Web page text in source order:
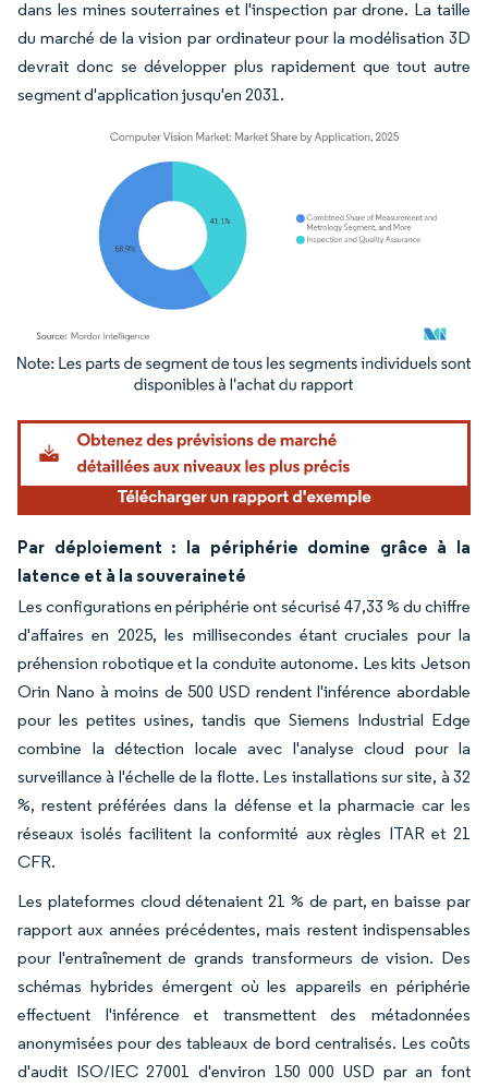
dans les mines souterraines et l'inspection par drone. La taille
du marché de la vision par ordinateur pour la modélisation 3D
devrait donc se développer plus rapidement que tout autre
segment d'application jusqu'en 2031.
Image © Mordor Intelligence. La réutilisation nécessite une attribution sous CC BY
Par déploiement : la périphérie domine grâce à la
latence et à la souveraineté
Les configurations en périphérie ont sécurisé 47,33 % du chiffre
d'affaires en 2025, les millisecondes étant cruciales pour la
préhension robotique et la conduite autonome. Les kits Jetson
Orin Nano à moins de 500 USD rendent l'inférence abordable
pour les petites usines, tandis que Siemens Industrial Edge
combine la détection locale avec l'analyse cloud pour la
surveillance à l'échelle de la flotte. Les installations sur site, à 32
%, restent préférées dans la défense et la pharmacie car les
réseaux isolés facilitent la conformité aux règles ITAR et 21
CFR.
Les plateformes cloud détenaient 21 % de part, en baisse par
rapport aux années précédentes, mais restent indispensables
pour l'entraînement de grands transformeurs de vision. Des
schémas hybrides émergent où les appareils en périphérie
effectuent l'inférence et transmettent des métadonnées
anonymisées pour des tableaux de bord centralisés. Les coûts
d'audit ISO/IEC 27001 d'environ 150 000 USD par an font